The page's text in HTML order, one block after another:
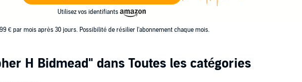
Utilisez vos identifiants
€ par mois après 30 jours. Possibilité de résilier l'abonnement chaque mois.
H Bidmead" dans Toutes les catégories